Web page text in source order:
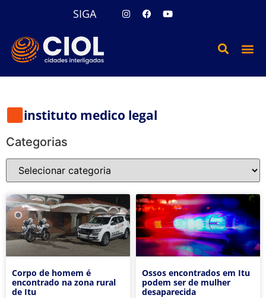
SIGA
instituto medico legal
Categorias
Corpo de homem é
encontrado na zona rural
de Itu
Ossos encontrados em Itu
podem ser de mulher
desaparecida